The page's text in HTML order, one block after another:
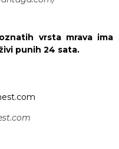
vrsta mrava ima
punih 24 sata.